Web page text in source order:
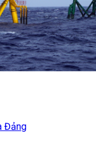
Đảng